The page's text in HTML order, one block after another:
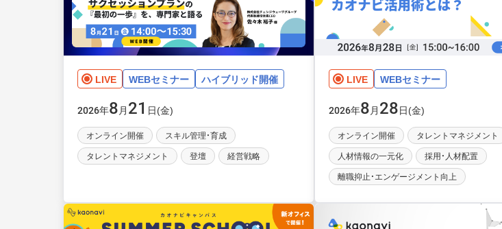
LIVE WEBセミナー ハイブリッド開催
2026年8月 21 日(金)
オンライン開催
スキル管理・育成
タレントマネジメント
登壇 経営戦略
LIVE WEBセミナー
2026年8月 28日(金)
オンライン開催
タレントマネジメント
人材情報の一元化
採用・人材配置
離職抑止・エンゲージメント向上